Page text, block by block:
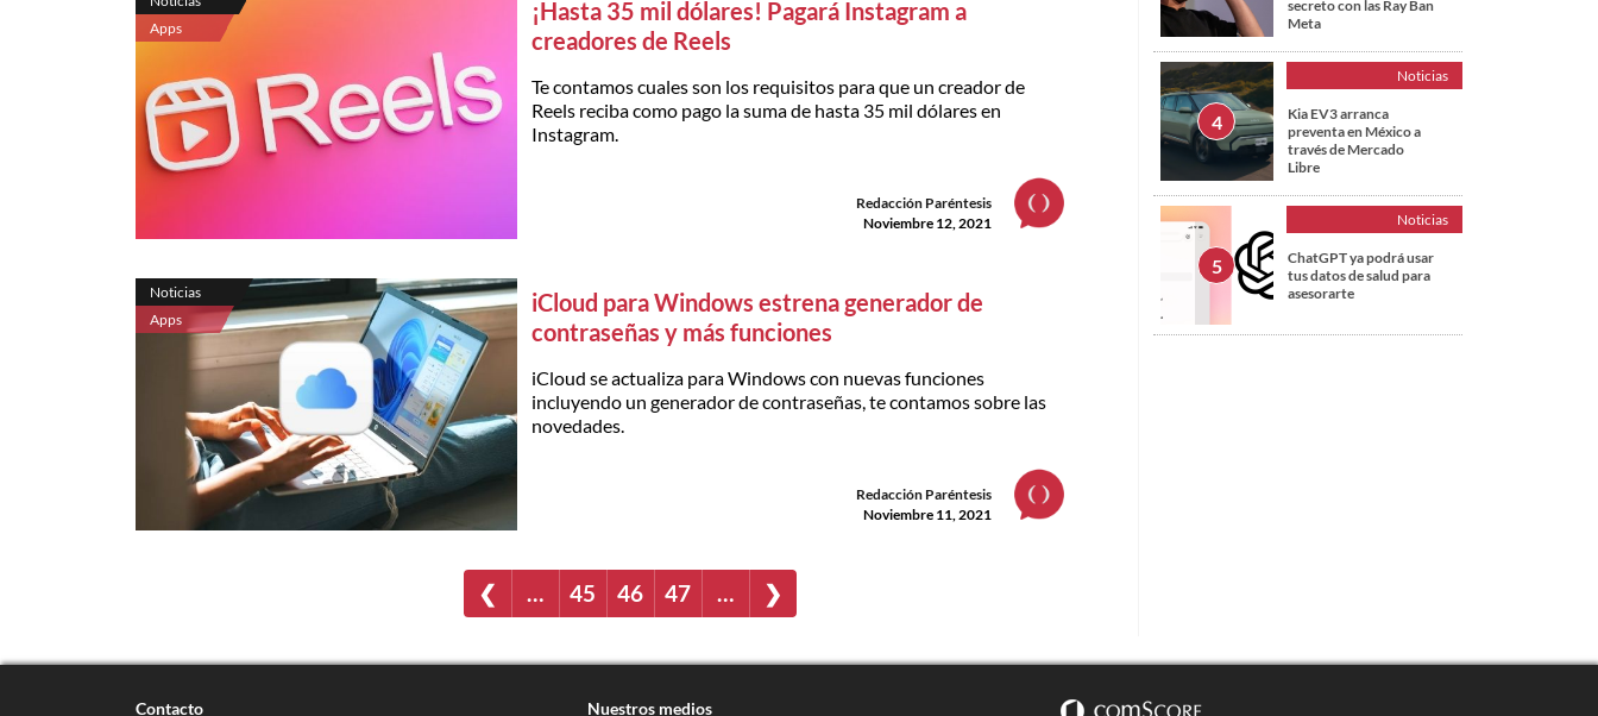
Apps
¡Hasta 35 mil dólares! Pagará Instagram a
creadores de Reels
Te contamos cuales son los requisitos para que un creador de
Reels reciba como pago la suma de hasta 35 mil dólares en
Instagram.
Redacción Paréntesis
Noviembre 12, 2021
Noticias
Apps
iCloud para Windows estrena generador de
contraseñas y más funciones
iCloud se actualiza para Windows con nuevas funciones
incluyendo un generador de contraseñas, te contamos sobre las
novedades.
Redacción Paréntesis
Noviembre 11, 2021
❮ … 45 46 47 … ❯
secreto con las Ray Ban
Meta
Noticias
Kia EV3 arranca
preventa en México a
través de Mercado
Libre
Noticias
ChatGPT ya podrá usar
tus datos de salud para
asesorarte
Contacto Nuestros medios